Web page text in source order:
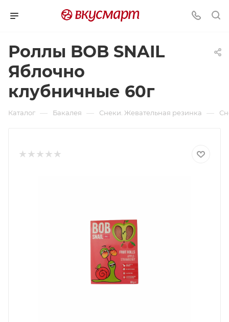
Роллы BOB SNAIL
Яблочно
клубничные 60г
Каталог — Бакалея — Снеки. Жевательная резинка —